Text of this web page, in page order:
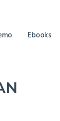
Ebooks